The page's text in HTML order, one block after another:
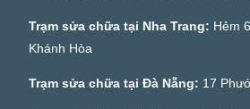
Trạm sửa chữa tại Nha Trang: Hẻm
Khánh Hòa
Trạm sửa chữa tại Đà Nẵng: 17